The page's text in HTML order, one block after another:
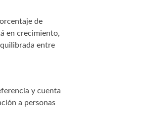
de
en crecimiento,
entre
y cuenta
a personas